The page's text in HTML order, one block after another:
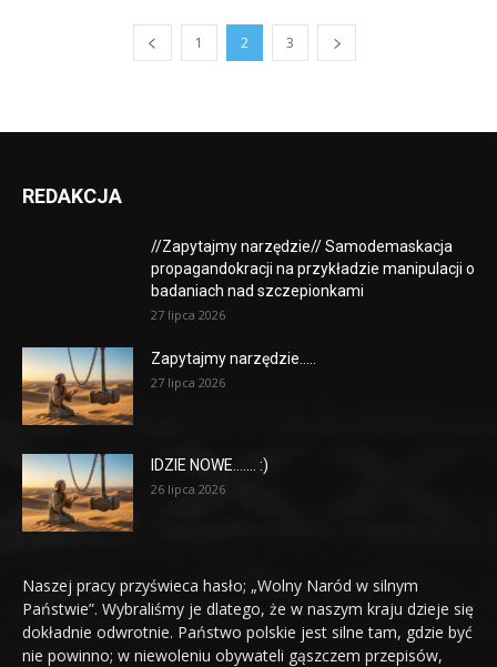
1 2 3
REDAKCJA
//Zapytajmy narzędzie// Samodemaskacja
propagandokracji na przykładzie manipulacji o
badaniach nad szczepionkami
27 lipca 2026
Zapytajmy narzędzie…..
27 lipca 2026
IDZIE NOWE……. :)
26 lipca 2026
Naszej pracy przyświeca hasło; „Wolny Naród w silnym
Państwie”. Wybraliśmy je dlatego, że w naszym kraju dzieje się
dokładnie odwrotnie. Państwo polskie jest silne tam, gdzie być
nie powinno; w niewoleniu obywateli gąszczem przepisów,